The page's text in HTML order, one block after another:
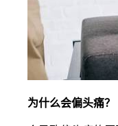
为什么会偏头痛？